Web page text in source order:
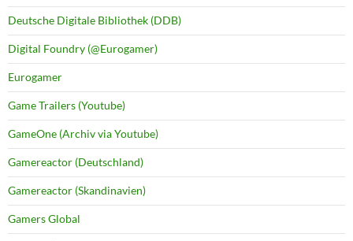
Deutsche Digitale Bibliothek (DDB)
Digital Foundry (@Eurogamer)
Eurogamer
Game Trailers (Youtube)
GameOne (Archiv via Youtube)
Gamereactor (Deutschland)
Gamereactor (Skandinavien)
Gamers Global